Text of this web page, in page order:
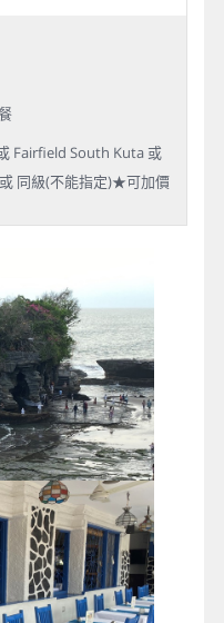
Fairfield South Kuta 或
同級(不能指定)★可加價